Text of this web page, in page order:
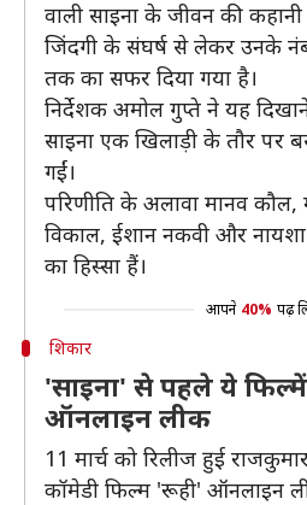
वाली साइना के जीवन की
जिंदगी के संघर्ष से लेकर उनके
तक का सफर दिया गया है।
निर्देशक अमोल गुप्ते ने यह
साइना एक खिलाड़ी के तौर पर
गईं।
परिणीति के अलावा मानव
विकाल, ईशान नकवी और
का हिस्सा हैं।
आपने 40% पढ़
शिकार
'साइना' से पहले ये
ऑनलाइन लीक
11 मार्च को रिलीज हुई
कॉमेडी फिल्म 'रूही' ऑनलाइन